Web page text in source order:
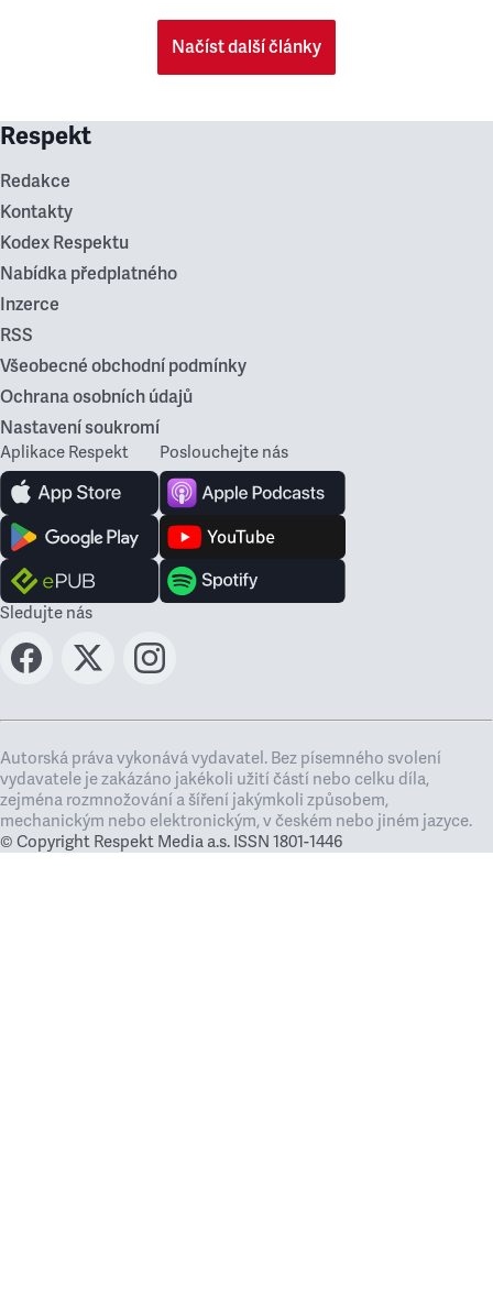
Načíst další články
Respekt
Redakce
Kontakty
Kodex Respektu
Nabídka předplatného
Inzerce
RSS
Všeobecné obchodní podmínky
Ochrana osobních údajů
Nastavení soukromí
Aplikace Respekt Poslouchejte nás
Sledujte nás
Autorská práva vykonává vydavatel. Bez písemného svolení
vydavatele je zakázáno jakékoli užití částí nebo celku díla,
zejména rozmnožování a šíření jakýmkoli způsobem,
mechanickým nebo elektronickým, v českém nebo jiném jazyce.
© Copyright Respekt Media a.s. ISSN 1801-1446